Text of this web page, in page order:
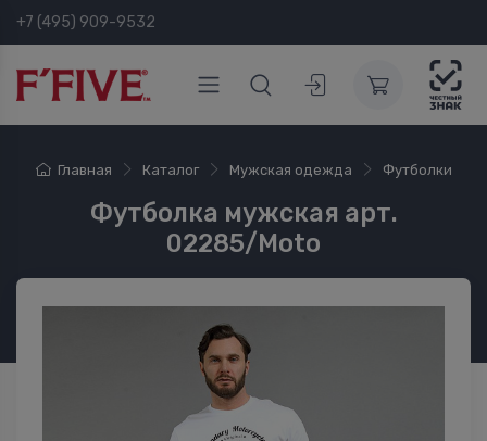
+7 (495) 909-9532
Главная Каталог Мужская одежда Футболки
Футболка мужская арт.
02285/Moto